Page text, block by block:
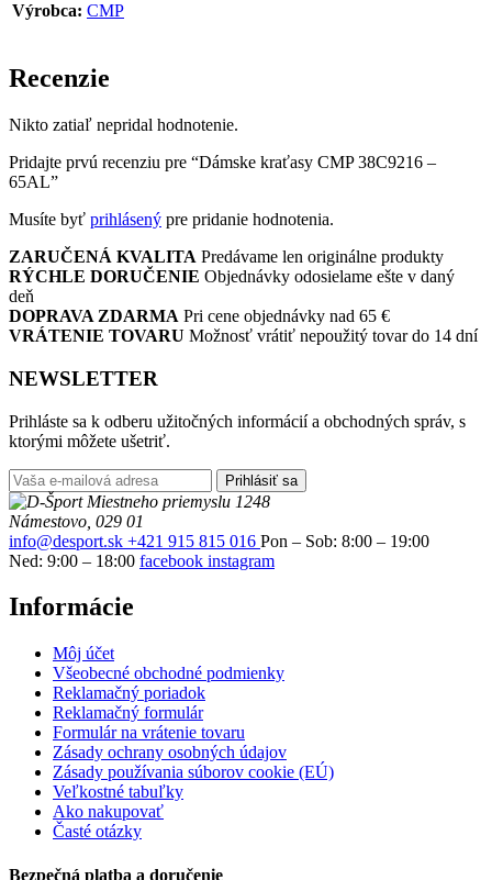
Výrobca: CMP
Recenzie
Nikto zatiaľ nepridal hodnotenie.
Pridajte prvú recenziu pre “Dámske kraťasy CMP 38C9216 –
65AL”
Musíte byť prihlásený pre pridanie hodnotenia.
ZARUČENÁ KVALITA Predávame len originálne produkty
RÝCHLE DORUČENIE Objednávky odosielame ešte v daný
deň
DOPRAVA ZDARMA Pri cene objednávky nad 65 €
VRÁTENIE TOVARU Možnosť vrátiť nepoužitý tovar do 14 dní
NEWSLETTER
Prihláste sa k odberu užitočných informácií a obchodných správ, s
ktorými môžete ušetriť.
Prihlásiť sa
Miestneho priemyslu 1248
Námestovo, 029 01
info@desport.sk +421 915 815 016 Pon – Sob: 8:00 – 19:00
Ned: 9:00 – 18:00 facebook instagram
Informácie
Môj účet
Všeobecné obchodné podmienky
Reklamačný poriadok
Reklamačný formulár
Formulár na vrátenie tovaru
Zásady ochrany osobných údajov
Zásady používania súborov cookie (EÚ)
Veľkostné tabuľky
Ako nakupovať
Časté otázky
Bezpečná platba a doručenie